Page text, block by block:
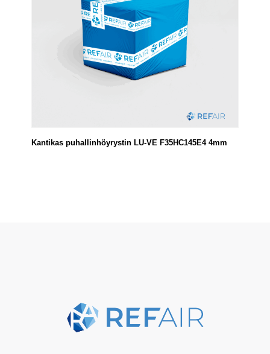
Kantikas puhallinhöyrystin LU-VE F35HC145E4 4mm